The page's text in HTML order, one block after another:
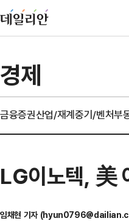
경제
금융증권산업/재계중기/벤처부
LG이노텍, 美
임채현 기자